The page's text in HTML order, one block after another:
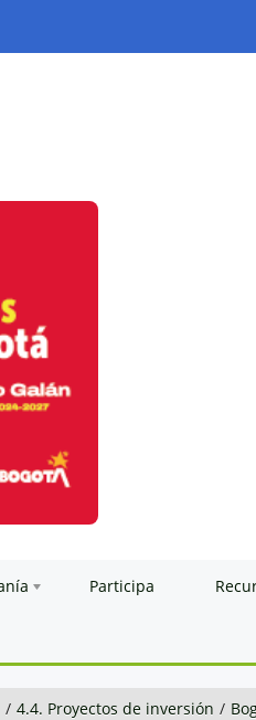
Participa
/ 4.4. Proyectos de inversión /